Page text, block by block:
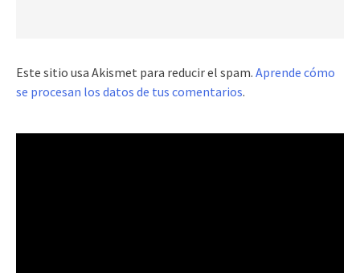
Este sitio usa Akismet para reducir el spam. Aprende cómo
se procesan los datos de tus comentarios.